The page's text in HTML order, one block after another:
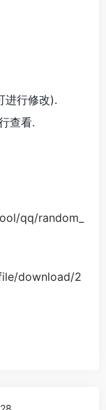
进行修改).
查看.
qq/random_
download/2